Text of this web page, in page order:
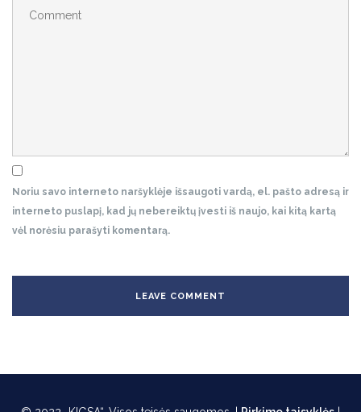
Noriu savo interneto naršyklėje išsaugoti vardą, el. pašto adresą ir
interneto puslapį, kad jų nebereiktų įvesti iš naujo, kai kitą kartą
vėl norėsiu parašyti komentarą.